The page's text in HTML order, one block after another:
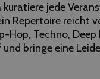
kuratiere jede
Repertoire reicht
Hop, Techno, Deep
bringe eine